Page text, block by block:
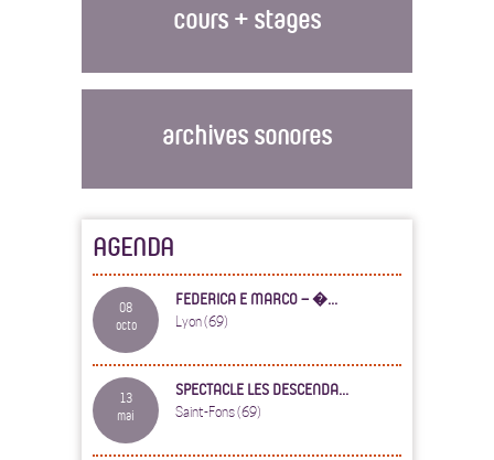
cours + stages
archives sonores
AGENDA
08
octo
FEDERICA E MARCO – �...
Lyon (69)
13
mai
SPECTACLE LES DESCENDA...
Saint-Fons (69)